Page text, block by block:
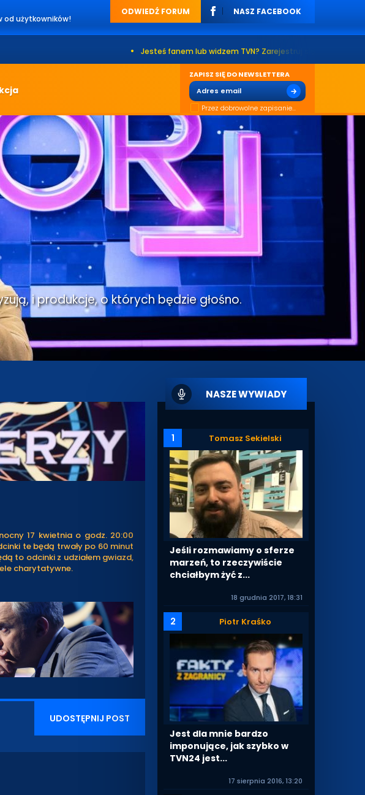
od użytkowników!
ODWIEDŹ FORUM NASZ FACEBOOK
Jesteś fanem lub widzem TVN? Zarejestruj się na naszym forum.
ZAPISZ SIĘ DO NEWSLETTERA
Przez dobrowolne zapisanie...
i produkcje, o których będzie głośno.
17 kwietnia o godz. 20:00
te będą trwały po 60 minut
to odcinki z udziałem gwiazd,
charytatywne.
UDOSTĘPNIJ POST
NASZE WYWIADY
1 Tomasz Sekielski
Jeśli rozmawiamy o sferze
marzeń, to rzeczywiście
chciałbym żyć z...
18 grudnia 2017, 18:31
2 Piotr Kraśko
Jest dla mnie bardzo
imponujące, jak szybko w
TVN24 jest...
17 sierpnia 2016, 13:20